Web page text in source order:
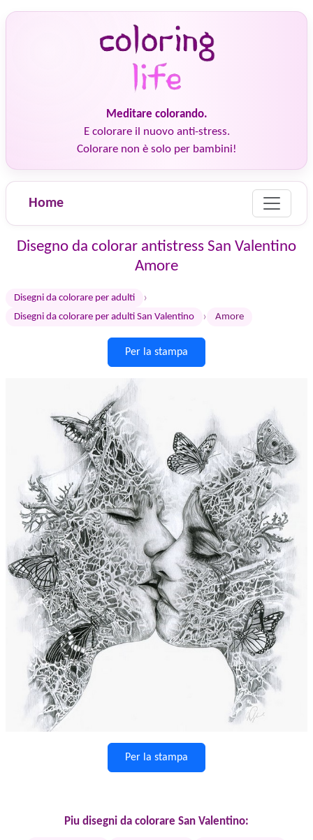
Meditare colorando.
E colorare il nuovo anti-stress.
Colorare non è solo per bambini!
Home
Disegno da colorar antistress San Valentino
Amore
Disegni da colorare per adulti ›
Disegni da colorare per adulti San Valentino › Amore
Per la stampa
Per la stampa
Piu disegni da colorare San Valentino: